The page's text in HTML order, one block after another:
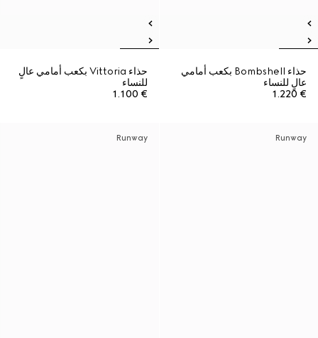
حذاء Bombshell بكعب أمامي
عالٍ للنساء
€ 1.220
حذاء Vittoria بكعب أمامي عالٍ
للنساء
€ 1.100
Runway
Runway